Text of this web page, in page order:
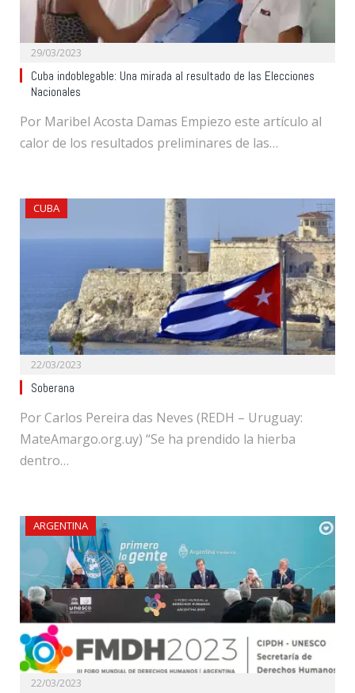
29/03/2023
Cuba indoblegable: Una mirada al resultado de las Elecciones
Nacionales
Por Maribel Acosta Damas Empiezo este artículo al
calor de los resultados preliminares de las…
CUBA
22/03/2023
Soberana
Por Carlos Pereira das Neves (REDH – Uruguay:
MateAmargo.org.uy) “Se ha prendido la hierba
dentro…
ARGENTINA
22/03/2023